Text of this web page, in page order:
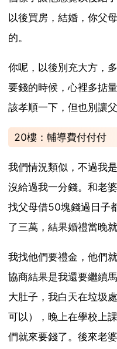
以後買房，結婚，你父
的。
你呢，以後別充大方，
要錢的時候，心裡多掂
該孝順一下，但也別讓
20樓：輔導費付付付
我們情況類似，不過我
沒給過我一分錢。和老
找父母借50塊錢過日子
了三萬，結果婚禮當晚
我找他們要禮金，他們
協商結果是我還要繼續
大肚子，我白天在垃圾
可以），晚上在學校上
們就來要錢了。後來老